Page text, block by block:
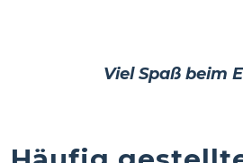
Viel Spaß beim